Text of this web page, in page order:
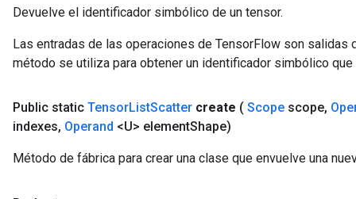
Devuelve el identificador simbólico de un tensor.
Las entradas de las operaciones de TensorFlow son salidas
método se utiliza para obtener un identificador simbólico
Public static TensorListScatter create ( Scope scope,
indexes, Operand <U> elementShape)
Método de fábrica para crear una clase que envuelve una